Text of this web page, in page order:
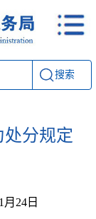
搜索
分规定
24日